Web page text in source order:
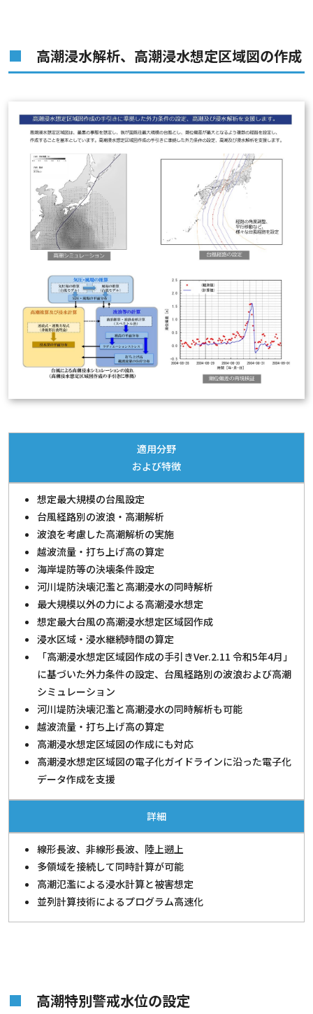
高潮浸水解析、高潮浸水想定区域図の作成
適用分野
および特徴
想定最大規模の台風設定
台風経路別の波浪・高潮解析
波浪を考慮した高潮解析の実施
越波流量・打ち上げ高の算定
海岸堤防等の決壊条件設定
河川堤防決壊氾濫と高潮浸水の同時解析
最大規模以外の力による高潮浸水想定
想定最大台風の高潮浸水想定区域図作成
浸水区域・浸水継続時間の算定
「高潮浸水想定区域図作成の手引きVer.2.11 令和5年4月」
に基づいた外力条件の設定、台風経路別の波浪および高潮
シミュレーション
河川堤防決壊氾濫と高潮浸水の同時解析も可能
越波流量・打ち上げ高の算定
高潮浸水想定区域図の作成にも対応
高潮浸水想定区域図の電子化ガイドラインに沿った電子化
データ作成を支援
詳細
線形長波、非線形長波、陸上遡上
多領域を接続して同時計算が可能
高潮氾濫による浸水計算と被害想定
並列計算技術によるプログラム高速化
高潮特別警戒水位の設定